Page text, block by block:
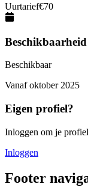
Uurtarief€70
Beschikbaarheid
Beschikbaar
Vanaf oktober 2025
Eigen profiel?
Inloggen om je
Inloggen
Footer